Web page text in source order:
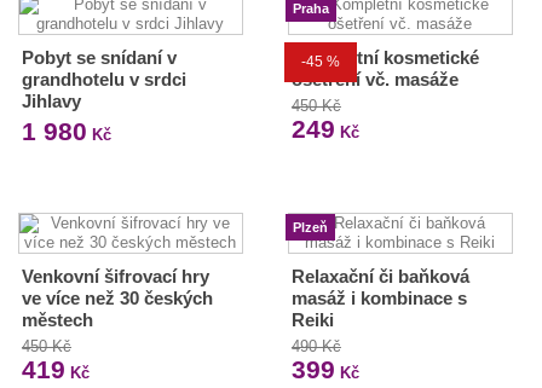
Pobyt se snídaní v
grandhotelu v srdci
Jihlavy
1 980 Kč
-45 %
Praha
Kompletní kosmetické
ošetření vč. masáže
450 Kč
249 Kč
Venkovní šifrovací hry
ve více než 30 českých
městech
450 Kč
419 Kč
Plzeň
Relaxační či baňková
masáž i kombinace s
Reiki
490 Kč
399 Kč